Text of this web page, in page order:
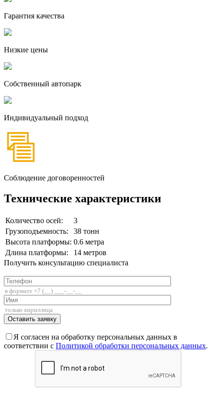
Гарантия качества
Низкие цены
Собственный автопарк
Индивидуальный подход
Соблюдение договоренностей
Технические характеристики
Количество осей:
3
Грузоподъемность:
38 тонн
Высота платформы: 0.6 метра
Длина платформы:
14 метров
Получить консультацию специалиста
Я согласен на обработку персональных данных в
соответствии с Политикой обработки персональных данных.